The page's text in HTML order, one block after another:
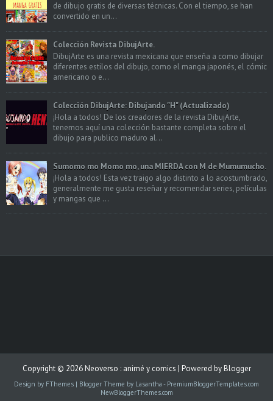
de dibujo gratis de diversas técnicas. Con el tiempo, se han
convertido en un...
Colección Revista DibujArte.
DibujArte es una revista mexicana que enseña a como dibujar
diferentes estilos del dibujo, como el manga japonés, el cómic
americano o e...
Colección DibujArte: Dibujando "H" (Actualizado)
¡Hola a todos! De los creadores de la revista DibujArte,
tenemos aquí una colección bastante completa sobre el
dibujo para publico maduro al...
Sumomo mo Momo mo, una MIERDA con M de Mumumucho.
¡Hola a todos! Esta vez traigo algo distinto a lo acostumbrado,
generalmente me gusta reseñar y recomendar series, películas
y mangas que ...
Copyright © 2026Neoverso : animé y comics | Powered byBlogger
Design by FThemes | Blogger Theme by Lasantha - PremiumBloggerTemplates.com
NewBloggerThemes.com